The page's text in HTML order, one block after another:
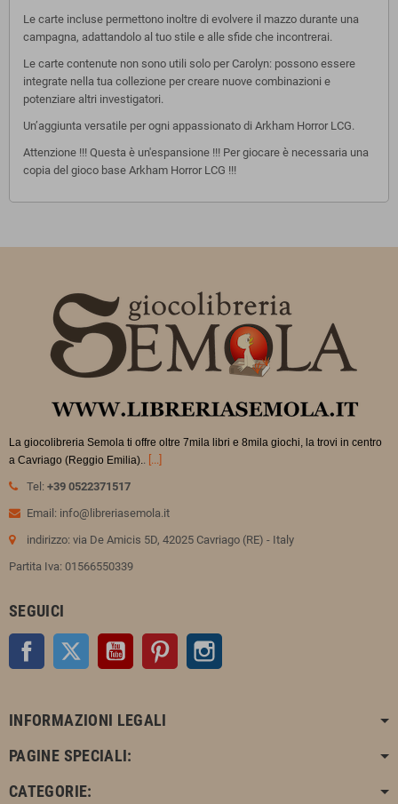
Le carte incluse permettono inoltre di evolvere il mazzo durante una
campagna, adattandolo al tuo stile e alle sfide che incontrerai.
Le carte contenute non sono utili solo per Carolyn: possono essere
integrate nella tua collezione per creare nuove combinazioni e
potenziare altri investigatori.
Un’aggiunta versatile per ogni appassionato di Arkham Horror LCG.
Attenzione !!! Questa è un'espansione !!! Per giocare è necessaria una
copia del gioco base Arkham Horror LCG !!!
La giocolibreria Semola ti offre oltre 7mila libri e 8mila giochi, la trovi in centro
a Cavriago (Reggio Emilia). . [...]
Tel: +39 0522371517
Email: info@libreriasemola.it
indirizzo: via De Amicis 5D, 42025 Cavriago (RE) - Italy
Partita Iva: 01566550339
SEGUICI
Facebook Twitter YouTube Pinterest
INFORMAZIONI LEGALI
PAGINE SPECIALI:
CATEGORIE: